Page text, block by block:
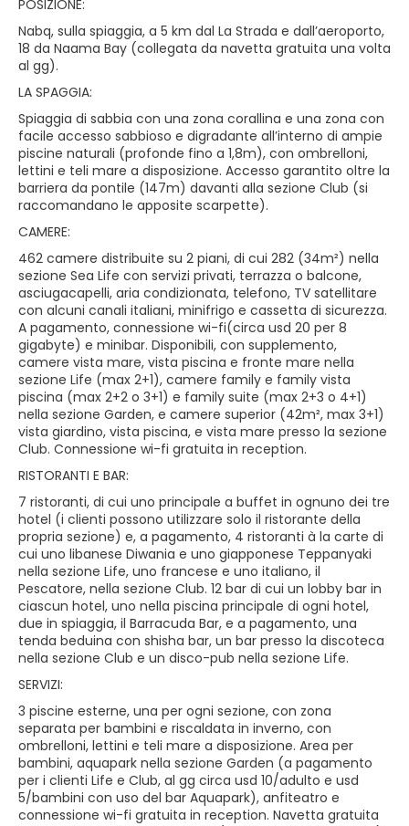
POSIZIONE:
Nabq, sulla spiaggia, a 5 km dal La Strada e dall’aeroporto,
18 da Naama Bay (collegata da navetta gratuita una volta
al gg).
LA SPAGGIA:
Spiaggia di sabbia con una zona corallina e una zona con
facile accesso sabbioso e digradante all’interno di ampie
piscine naturali (profonde fino a 1,8m), con ombrelloni,
lettini e teli mare a disposizione. Accesso garantito oltre la
barriera da pontile (147m) davanti alla sezione Club (si
raccomandano le apposite scarpette).
CAMERE:
462 camere distribuite su 2 piani, di cui 282 (34m²) nella
sezione Sea Life con servizi privati, terrazza o balcone,
asciugacapelli, aria condizionata, telefono, TV satellitare
con alcuni canali italiani, minifrigo e cassetta di sicurezza.
A pagamento, connessione wi-fi(circa usd 20 per 8
gigabyte) e minibar. Disponibili, con supplemento,
camere vista mare, vista piscina e fronte mare nella
sezione Life (max 2+1), camere family e family vista
piscina (max 2+2 o 3+1) e family suite (max 2+3 o 4+1)
nella sezione Garden, e camere superior (42m², max 3+1)
vista giardino, vista piscina, e vista mare presso la sezione
Club. Connessione wi-fi gratuita in reception.
RISTORANTI E BAR:
7 ristoranti, di cui uno principale a buffet in ognuno dei tre
hotel (i clienti possono utilizzare solo il ristorante della
propria sezione) e, a pagamento, 4 ristoranti à la carte di
cui uno libanese Diwania e uno giapponese Teppanyaki
nella sezione Life, uno francese e uno italiano, il
Pescatore, nella sezione Club. 12 bar di cui un lobby bar in
ciascun hotel, uno nella piscina principale di ogni hotel,
due in spiaggia, il Barracuda Bar, e a pagamento, una
tenda beduina con shisha bar, un bar presso la discoteca
nella sezione Club e un disco-pub nella sezione Life.
SERVIZI:
3 piscine esterne, una per ogni sezione, con zona
separata per bambini e riscaldata in inverno, con
ombrelloni, lettini e teli mare a disposizione. Area per
bambini, aquapark nella sezione Garden (a pagamento
per i clienti Life e Club, al gg circa usd 10/adulto e usd
5/bambini con uso del bar Aquapark), anfiteatro e
connessione wi-fi gratuita in reception. Navetta gratuita